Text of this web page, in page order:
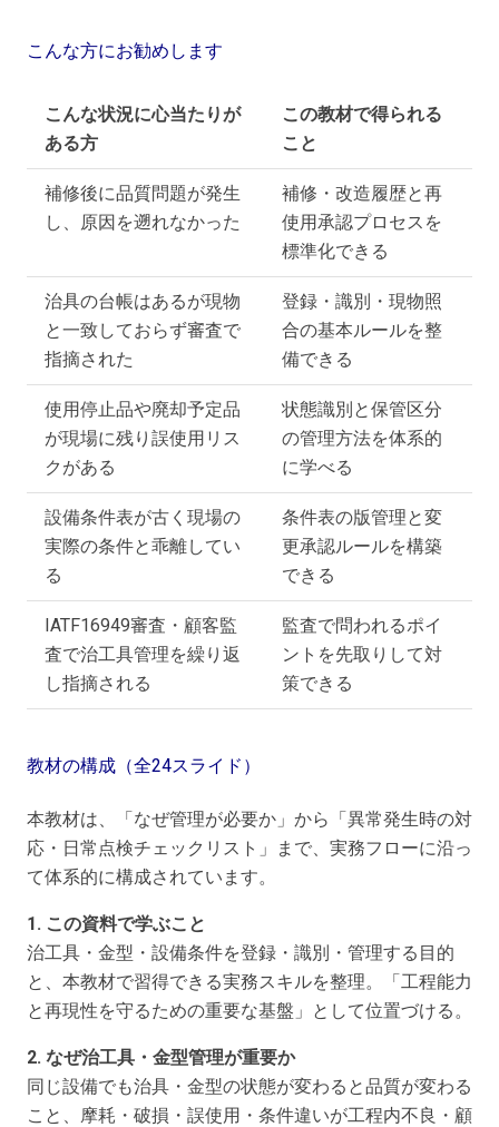
こんな方にお勧めします
こんな状況に心当たりが
ある方
この教材で得られる
こと
補修後に品質問題が発生
し、原因を遡れなかった
補修・改造履歴と再
使用承認プロセスを
標準化できる
治具の台帳はあるが現物
と一致しておらず審査で
指摘された
登録・識別・現物照
合の基本ルールを整
備できる
使用停止品や廃却予定品
が現場に残り誤使用リス
クがある
状態識別と保管区分
の管理方法を体系的
に学べる
設備条件表が古く現場の
実際の条件と乖離してい
る
条件表の版管理と変
更承認ルールを構築
できる
IATF16949審査・顧客監
査で治工具管理を繰り返
し指摘される
監査で問われるポイ
ントを先取りして対
策できる
教材の構成（全24スライド）
本教材は、「なぜ管理が必要か」から「異常発生時の対
応・日常点検チェックリスト」まで、実務フローに沿っ
て体系的に構成されています。
1. この資料で学ぶこと
治工具・金型・設備条件を登録・識別・管理する目的
と、本教材で習得できる実務スキルを整理。「工程能力
と再現性を守るための重要な基盤」として位置づける。
2. なぜ治工具・金型管理が重要か
同じ設備でも治具・金型の状態が変わると品質が変わる
こと、摩耗・破損・誤使用・条件違いが工程内不良・顧